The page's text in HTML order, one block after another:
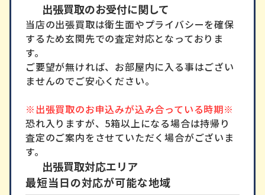
出張買取出張買取のお受付に関して
当店の出張買取は衛生面やプライバシーを確保
するため玄関先での査定対応となっておりま
す。
ご要望が無ければ、お部屋内に入る事はござい
ませんのでご安心ください。
※出張買取のお申込みが込み合っている時期※
恐れ入りますが、5箱以上になる場合は持帰り
査定のご案内をさせていただく場合がございま
す。
出張買取対応エリア
最短当日の対応が可能な地域